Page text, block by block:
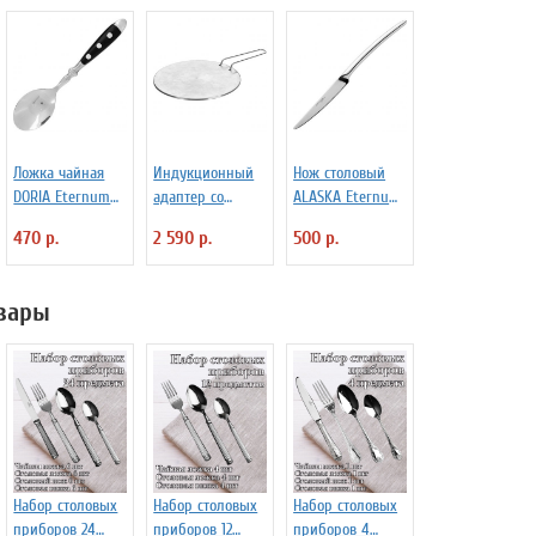
Ложка чайная
DORIA Eternum
470 р.
Индукционный
адаптер со
D=22.5 см
Frabosk 7050209
2 590 р.
Нож столовый
ALASKA Eternum
500 р.
Набор столовых
приборов 24
Набор столовых
приборов 12
Набор столовых
приборов 4